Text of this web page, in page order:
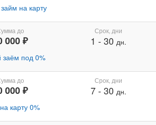
на карту
до
000 ₽
под 0%
Срок, дни
1 - 30 дн.
до
000 ₽
карту 0%
Срок, дни
7- 30 дн.